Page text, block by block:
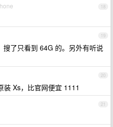
18
19
搜了只看到 64G 的。另外有听说
20
Xs，比官网便宜 1111
21